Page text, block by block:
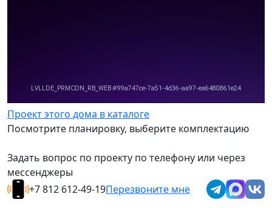
Проект этого дома в каталоге
Посмотрите планировку, выберите комплектацию
Задать вопрос по проекту по телефону или через
мессенджеры
+7 812 612-49-19Перезвоните мне